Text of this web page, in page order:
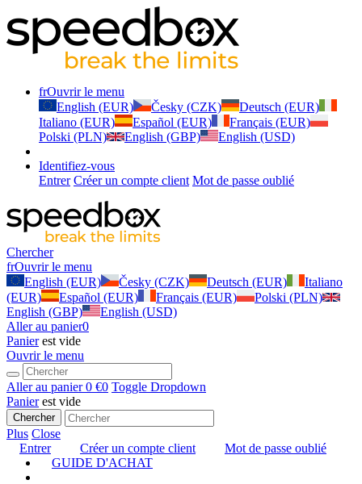
frOuvrir le menu
English (EUR)
Česky (CZK)
Deutsch (EUR)
Italiano (EUR)
Español (EUR)
Français (EUR)
Polski (PLN)
English (GBP) English (USD)
Identifiez-vous
Entrer Créer un compte client Mot de passe oublié
Chercher
frOuvrir le menu
English (EUR)
Česky (CZK) Deutsch (EUR)
Italiano
(EUR)
Español (EUR) Français (EUR)
Polski (PLN)
English (GBP)
English (USD)
Aller au panier0
Panierest vide
Ouvrir le menu
Aller au panier0 €0 Toggle Dropdown
Panierest vide
Chercher
Plus Close
Entrer
Créer un compte client
Mot de passe oublié
GUIDE D'ACHAT